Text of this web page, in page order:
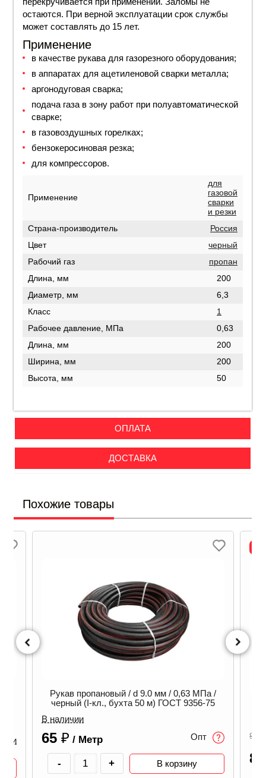
остаются. При верной эксплуатации срок службы
может составлять до 15 лет.
Применение
в качестве рукава для газорезного оборудования;
в аппаратах для ацетиленовой сварки металла;
аргонодуговая сварка;
подача газа в зону работ при полуавтоматической
сварке;
в газовоздушных горелках;
бензокеросиновая резка;
для компрессоров.
Применение
для
газовой
сварки
и резки
Страна-производитель
Россия
Цвет
черный
Рабочий газ
пропан
Длина, мм
200
Диаметр, мм
6,3
Класс
1
Рабочее давление, МПа
0,63
Длина, мм
200
Ширина, мм
200
Высота, мм
50
ОПЛАТА
ДОСТАВКА
Похожие товары
Рукав пропановый / d 9.0 мм / 0,63 МПа /
черный (I-кл., бухта 50 м) ГОСТ 9356-75
В наличии
65 ₽ / Метр Опт
- + В корзину
90